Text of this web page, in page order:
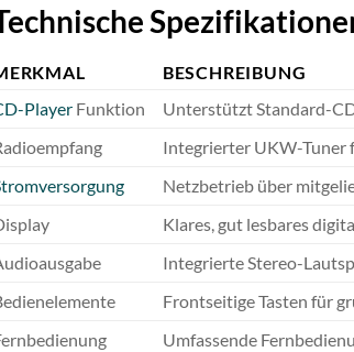
BESCHREIBUNG
Player Funktion
Unterstützt Standard-
Integrierter UKW-Tuner
Netzbetrieb über
Klares, gut lesbares
Integrierte Stereo-
Frontseitige Tasten für
Umfassende